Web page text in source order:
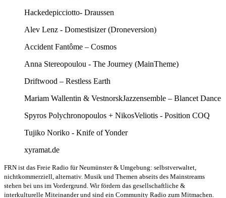
Hackedepicciotto- Draussen
Alev Lenz - Domestisizer (Droneversion)
Accident Fantôme – Cosmos
Anna Stereopoulou - The Journey (MainTheme)
Driftwood – Restless Earth
Mariam Wallentin & VestnorskJazzensemble – Blancet Dance
Spyros Polychronopoulos + NikosVeliotis - Position COQ
Tujiko Noriko - Knife of Yonder
xyramat.de
FRN ist das Freie Radio für Neumünster & Umgebung: selbstverwaltet,
nichtkommerziell, alternativ. Musik und Themen abseits des Mainstreams
stehen bei uns im Vordergrund. Wir fördern das gesellschaftliche &
interkulturelle Miteinander und sind ein Community Radio zum Mitmachen.